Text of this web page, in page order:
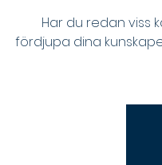
Har du redan viss
fördjupa dina